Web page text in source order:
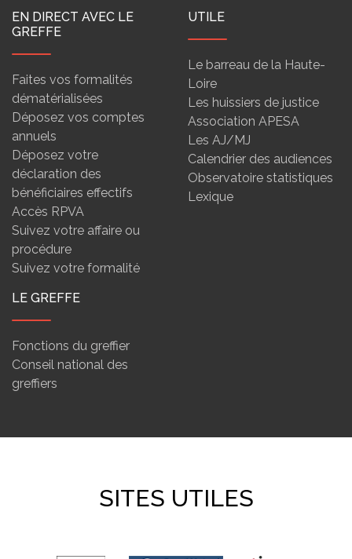
EN DIRECT AVEC LE
GREFFE
Faites vos formalités
dématérialisées
Déposez vos comptes
annuels
Déposez votre
déclaration des
bénéficiaires effectifs
Accès RPVA
Suivez votre affaire ou
procédure
Suivez votre formalité
UTILE
Le barreau de la Haute-
Loire
Les huissiers de justice
Association APESA
Les AJ/MJ
Calendrier des audiences
Observatoire statistiques
Lexique
LE GREFFE
Fonctions du greffier
Conseil national des
greffiers
SITES UTILES